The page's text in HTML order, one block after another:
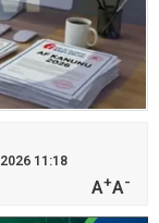
11:18
A+A-